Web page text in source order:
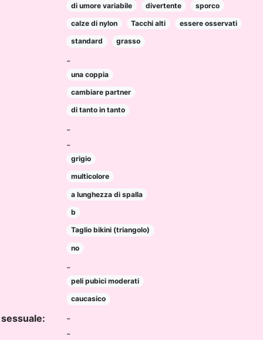
di umore variabile divertente sporco
calze di nylon Tacchi alti essere osservati
standard grasso
-
una coppia
cambiare partner
di tanto in tanto
-
-
grigio
multicolore
a lunghezza di spalla
b
Taglio bikini (triangolo)
no
-
peli pubici moderati
caucasico
-
-